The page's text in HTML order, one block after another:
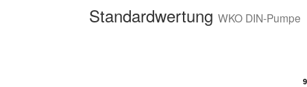
Standardwertung WKO DIN-Pumpe